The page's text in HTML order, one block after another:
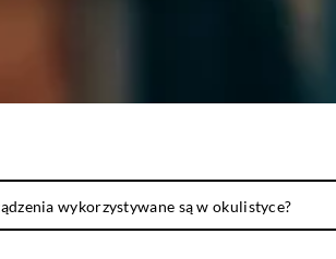
wykorzystywane są w okulistyce?